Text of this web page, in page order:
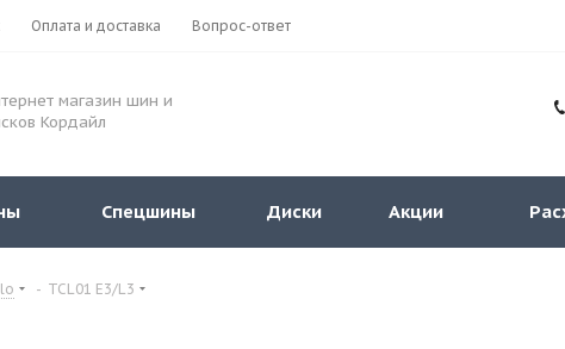
Оплата и доставка Вопрос-ответ
магазин шин и
Кордайл
Спецшины Диски Акции
- TCL01 E3/L3